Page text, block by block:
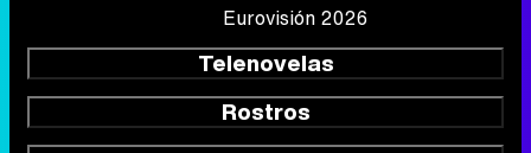
Eurovisión 2026
Telenovelas
Rostros